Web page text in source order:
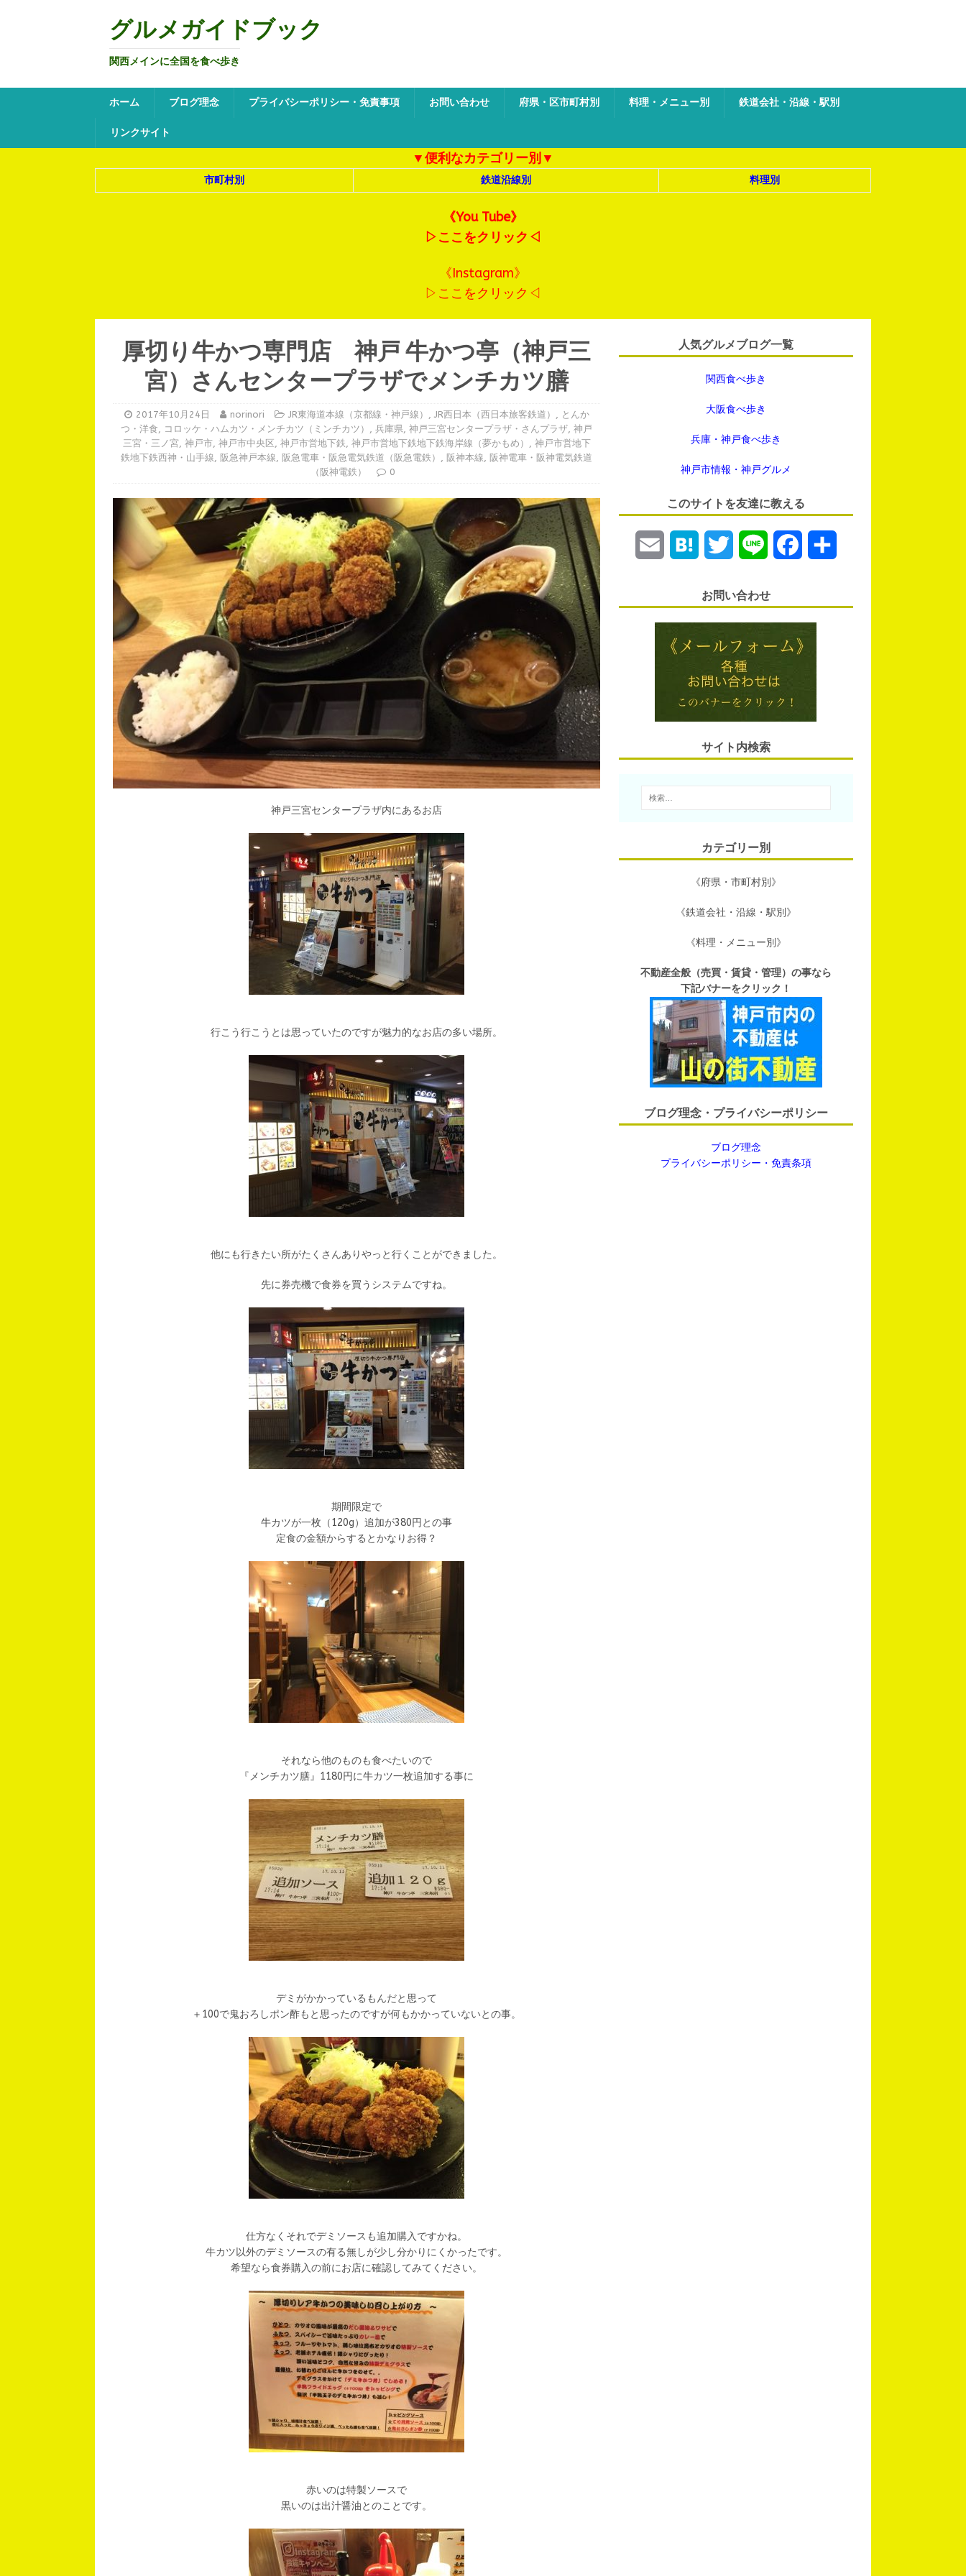
グルメガイドブック
関西メインに全国を食べ歩き
ホーム ブログ理念 プライバシーポリシー・免責事項 お問い合わせ 府県・区市町村別 料理・メニュー別 鉄道会社・沿線・駅別
リンクサイト
▼便利なカテゴリー別▼
市町村別 鉄道沿線別 料理別
《You Tube》
▷ここをクリック◁
《Instagram》
▷ここをクリック◁
厚切り牛かつ専門店 神戸 牛かつ亭（神戸三
宮）さんセンタープラザでメンチカツ膳
2017年10月24日 norinori JR東海道本線（京都線・神戸線） , JR西日本（西日本旅客鉄道） , とんか
つ・洋食, コロッケ・ハムカツ・メンチカツ（ミンチカツ） ,兵庫県,神戸三宮センタープラザ・さんプラザ,神戸
三宮・三ノ宮, 神戸市, 神戸市中央区, 神戸市営地下鉄, 神戸市営地下鉄地下鉄海岸線（夢かもめ） , 神戸市営地下
鉄地下鉄西神・山手線, 阪急神戸本線, 阪急電車・阪急電気鉄道（阪急電鉄） , 阪神本線, 阪神電車・阪神電気鉄道
（阪神電鉄）
0
神戸三宮センタープラザ内にあるお店
行こう行こうとは思っていたのですが魅力的なお店の多い場所。
他にも行きたい所がたくさんありやっと行くことができました。
先に券売機で食券を買うシステムですね。
期間限定で
牛カツが一枚（120g）追加が380円との事
定食の金額からするとかなりお得？
それなら他のものも食べたいので
『メンチカツ膳』1180円に牛カツ一枚追加する事に
デミがかかっているもんだと思って
＋100で鬼おろしポン酢もと思ったのですが何もかかっていないとの事。
仕方なくそれでデミソースも追加購入ですかね。
牛カツ以外のデミソースの有る無しが少し分かりにくかったです。
希望なら食券購入の前にお店に確認してみてください。
赤いのは特製ソースで
黒いのは出汁醤油とのことです。
人気グルメブログ一覧
関西食べ歩き
大阪食べ歩き
兵庫・神戸食べ歩き
神戸市情報・神戸グルメ
このサイトを友達に教える
t
a
i
t
e
n
お問い合わせ
サイト内検索
カテゴリー別
《府県・市町村別》
《鉄道会社・沿線・駅別》
《料理・メニュー別》
不動産全般（売買・賃貸・管理）の事なら
下記バナーをクリック！
ブログ理念・プライバシーポリシー
ブログ理念
プライバシーポリシー・免責条項